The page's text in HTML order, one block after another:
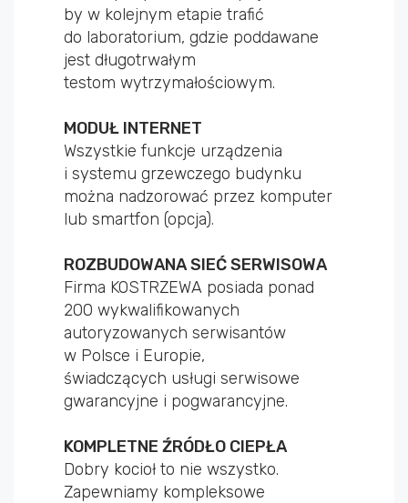
by w kolejnym etapie trafić
do laboratorium, gdzie poddawane
jest długotrwałym
testom wytrzymałościowym.
MODUŁ INTERNET
Wszystkie funkcje urządzenia
i systemu grzewczego budynku
można nadzorować przez komputer
lub smartfon (opcja).
ROZBUDOWANA SIEĆ SERWISOWA
Firma KOSTRZEWA posiada ponad
200 wykwalifikowanych
autoryzowanych serwisantów
w Polsce i Europie,
świadczących usługi serwisowe
gwarancyjne i pogwarancyjne.
KOMPLETNE ŹRÓDŁO CIEPŁA
Dobry kocioł to nie wszystko.
Zapewniamy kompleksowe